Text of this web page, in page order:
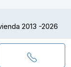
2013 -2026